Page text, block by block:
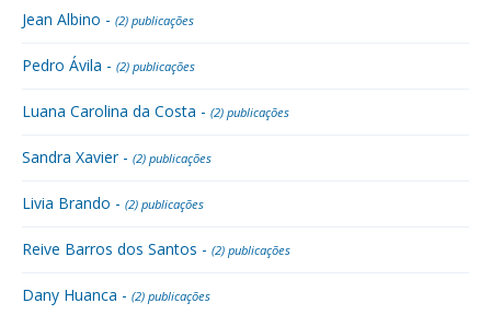
Jean Albino - (2) publicações
Pedro Ávila - (2) publicações
Luana Carolina da Costa - (2) publicações
Sandra Xavier - (2) publicações
Livia Brando - (2) publicações
Reive Barros dos Santos - (2) publicações
Dany Huanca - (2) publicações